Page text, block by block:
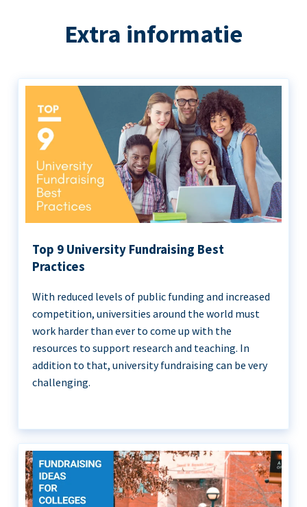
Extra informatie
Top 9 University Fundraising Best
Practices
With reduced levels of public funding and increased
competition, universities around the world must
work harder than ever to come up with the
resources to support research and teaching. In
addition to that, university fundraising can be very
challenging.